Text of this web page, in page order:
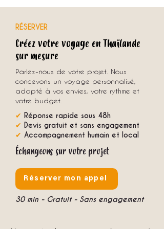
RÉSERVER
Créez votre voyage en Thaïlande
sur mesure
Parlez-nous de votre projet. Nous
concevons un voyage personnalisé,
adapté à vos envies, votre rythme et
votre budget.
✔ Réponse rapide sous 48h
✔ Devis gratuit et sans engagement
✔ Accompagnement humain et local
Échangeons sur votre projet
Réserver mon appel
30 min - Gratuit - Sans engagement